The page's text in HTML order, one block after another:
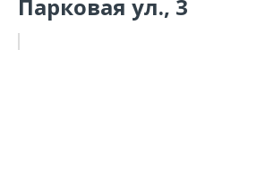
Парковая ул., 3